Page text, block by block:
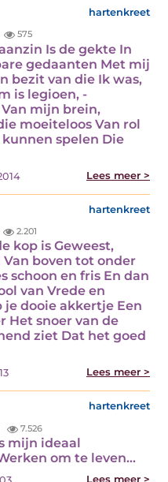
hartenkreet
575
Is de gekte In
gedaanten Met mij
bezit van die Ik was,
is legioen, -
mijn brein,
moeiteloos Van rol
spelen Die
Lees meer >
hartenkreet
2.201
kop is Geweest,
boven tot onder
schoon en fris En dan
van Vrede en
dooie akkertje Een
Het snoer van de
ziet Dat het goed
Lees meer >
hartenkreet
7.526
mijn ideaal
om te leven…
Lees meer >